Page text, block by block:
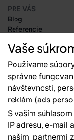
Vaše
Používame
správne
návštevnosti,
reklám (ads
S vaším
IP adresu, e-mail
našimi partnermi
PRE VÁS
Blog
Referencie
Rady a tipy
Najčastejšie otázky
Kontakty
Sme tu pre vás
týždni